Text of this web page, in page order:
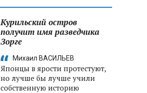
Курильский остров
получит имя разведчика
Зорге
Михаил ВАСИЛЬЕВ
Японцы в ярости протестуют,
но лучше бы лучше учили
собственную историю